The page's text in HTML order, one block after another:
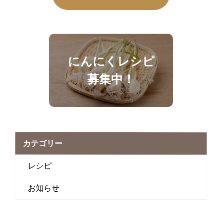
にんにくレシピ
募集中！
カテゴリー
レシピ
お知らせ